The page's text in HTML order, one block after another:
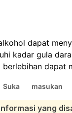
dapat
kadar gula
berlebihan dapat
Dapat
Suka masukan
yang